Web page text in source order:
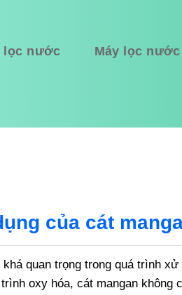
lọc nước Máy lọc nước
của cát
quan trọng trong quá trình
oxy hóa, cát mangan